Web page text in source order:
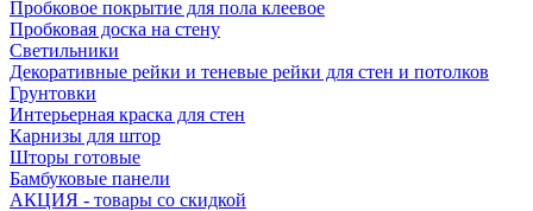
Пробковое покрытие для пола клеевое
Пробковая доска на стену
Светильники
Декоративные рейки и теневые рейки для стен и потолков
Грунтовки
Интерьерная краска для стен
Карнизы для штор
Шторы готовые
Бамбуковые панели
АКЦИЯ - товары со скидкой